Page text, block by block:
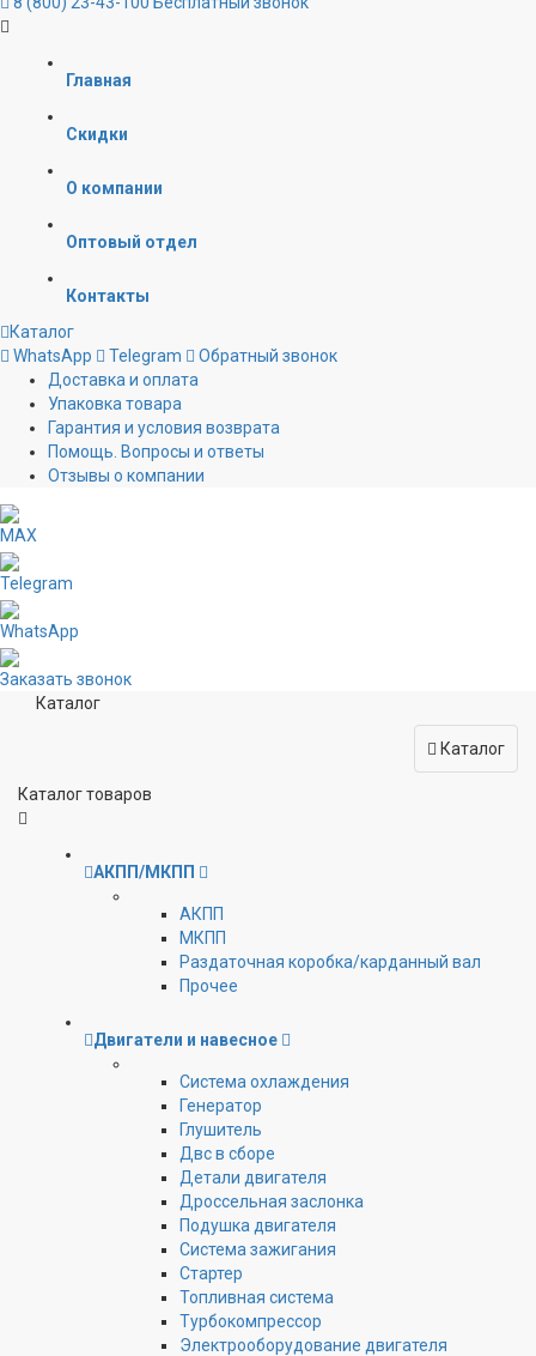
Главная
Скидки
О компании
Оптовый отдел
Контакты
Каталог
WhatsApp
Telegram
Обратный звонок
Доставка и оплата
Упаковка товара
Гарантия и условия возврата
Помощь. Вопросы и ответы
Отзывы о компании
MAX
Telegram
WhatsApp
Заказать звонок
Каталог
Каталог
Каталог товаров
АКПП/МКПП
АКПП
МКПП
Раздаточная коробка/карданный вал
Прочее
Двигатели и навесное
Cистема охлаждения
Генератор
Глушитель
Двс в сборе
Детали двигателя
Дроссельная заслонка
Подушка двигателя
Система зажигания
Стартер
Топливная система
Турбокомпрессор
Электрооборудование двигателя